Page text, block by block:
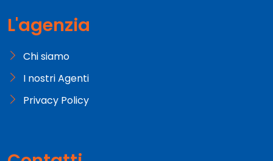
L'agenzia
Chi siamo
I nostri Agenti
Privacy Policy